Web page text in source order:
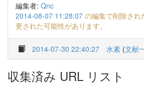
編集者: Qnc
2014-08-07 11:28:07 の編集で削除され
更された可能性があります。
2014-07-30 22:40:27 水素 (文献
収集済み URL リスト